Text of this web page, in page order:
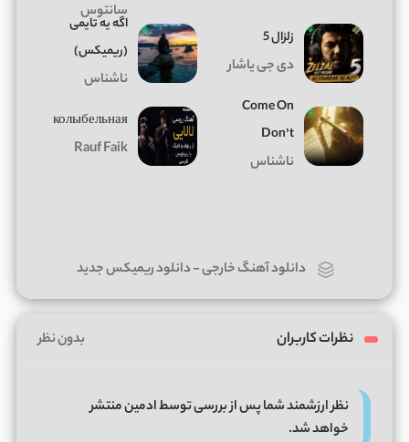
سانتوس
زلزال 5
دی جی یاشار
اگه یه تایمی
(ریمیکس)
ناشناس
Come On
Don’t
ناشناس
колыбельная
Rauf Faik
دانلود آهنگ خارجی-دانلود ریمیکس جدید
نظرات کاربران بدون نظر
نظر ارزشمند شما پس از بررسی توسط ادمین منتشر
خواهد شد.